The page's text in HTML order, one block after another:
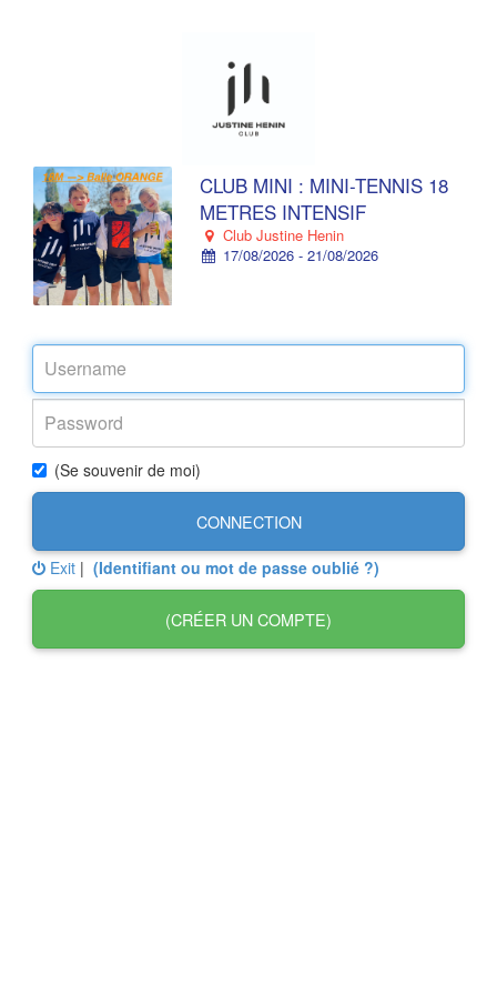
CLUB MINI : MINI-TENNIS 18
METRES INTENSIF
Club Justine Henin
17/08/2026 - 21/08/2026
(Se souvenir de moi)
CONNECTION
Exit | (Identifiant ou mot de passe oublié ?)
(CRÉER UN COMPTE)